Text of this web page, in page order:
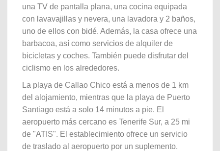
una TV de pantalla plana, una cocina equipada
con lavavajillas y nevera, una lavadora y 2 baños,
uno de ellos con bidé. Además, la casa ofrece una
barbacoa, así como servicios de alquiler de
bicicletas y coches. También puede disfrutar del
ciclismo en los alrededores.
La playa de Callao Chico está a menos de 1 km
del alojamiento, mientras que la playa de Puerto
Santiago está a solo 14 minutos a pie. El
aeropuerto más cercano es Tenerife Sur, a 25 mi
de "ATIS". El establecimiento ofrece un servicio
de traslado al aeropuerto por un suplemento.